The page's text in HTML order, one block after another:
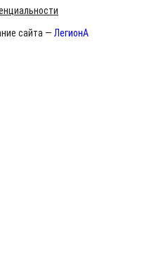
сайта — ЛегионА